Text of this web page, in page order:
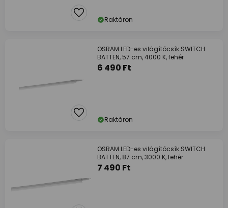
Raktáron
OSRAM LED-es világítócsík SWITCH
BATTEN, 57 cm, 4000 K, fehér
6 490 Ft
Raktáron
OSRAM LED-es világítócsík SWITCH
BATTEN, 87 cm, 3000 K, fehér
7 490 Ft